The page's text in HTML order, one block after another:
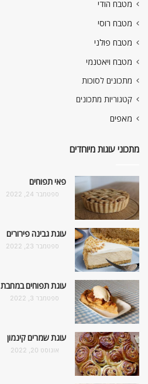
מטבח הודי
מטבח רוסי
מטבח פולני
מטבח ויאטנמי
מתכונים לסוכות
קטגוריות מתכונים
מאפים
מתכוני עוגות מיוחדים
פאי תפוחים
ספטמבר 24, 2022
עוגת גבינה פירורים
ספטמבר 23, 2022
עוגת תפוחים במחבת
ספטמבר 3, 2022
עוגת שמרים קינמון
אוגוסט 20, 2022